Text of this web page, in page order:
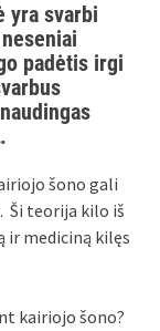
yra svarbi
padėtis irgi
šono gali
Ši teorija kilo iš
ir mediciną kilęs
kairiojo šono?